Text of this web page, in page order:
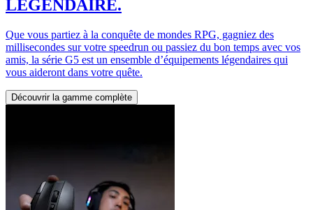
LÉGENDAIRE.
Que vous partiez à la conquête de mondes RPG, gagniez des
millisecondes sur votre speedrun ou passiez du bon temps avec vos
amis, la série G5 est un ensemble d’équipements légendaires qui
vous aideront dans votre quête.
Découvrir la gamme complète